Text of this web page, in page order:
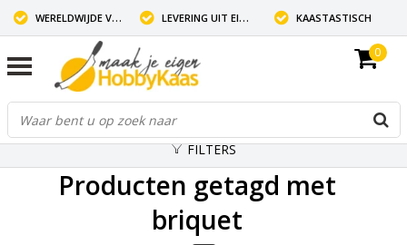
WERELDWIJDE VERZENDING LEVERING UIT EIGEN VOORRAAD KAASTASTISCH
0
FILTERS
Producten getagd met
briquet